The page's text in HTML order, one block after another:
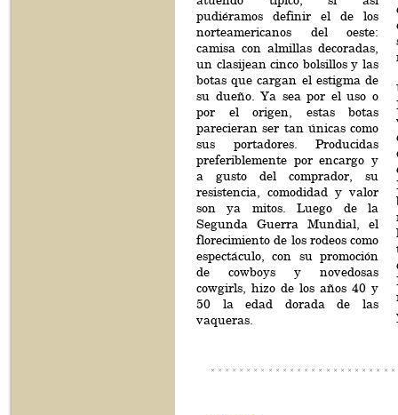
pudiéramos definir el de los
norteamericanos del oeste:
camisa con almillas decoradas,
un clasijean cinco bolsillos y las
botas que cargan el estigma de
su dueño. Ya sea por el uso o
por el origen, estas botas
parecieran ser tan únicas como
sus portadores. Producidas
preferiblemente por encargo y
a gusto del comprador, su
resistencia, comodidad y valor
son ya mitos. Luego de la
Segunda Guerra Mundial, el
florecimiento de los rodeos como
espectáculo, con su promoción
de cowboys y novedosas
cowgirls, hizo de los años 40 y
50 la edad dorada de las
vaqueras.